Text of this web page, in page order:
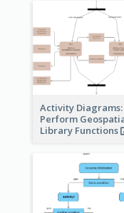
Activity Diagrams:
Perform
Library Functions